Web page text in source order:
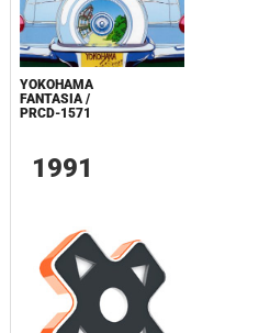
YOKOHAMA
FANTASIA /
PRCD-1571
1991